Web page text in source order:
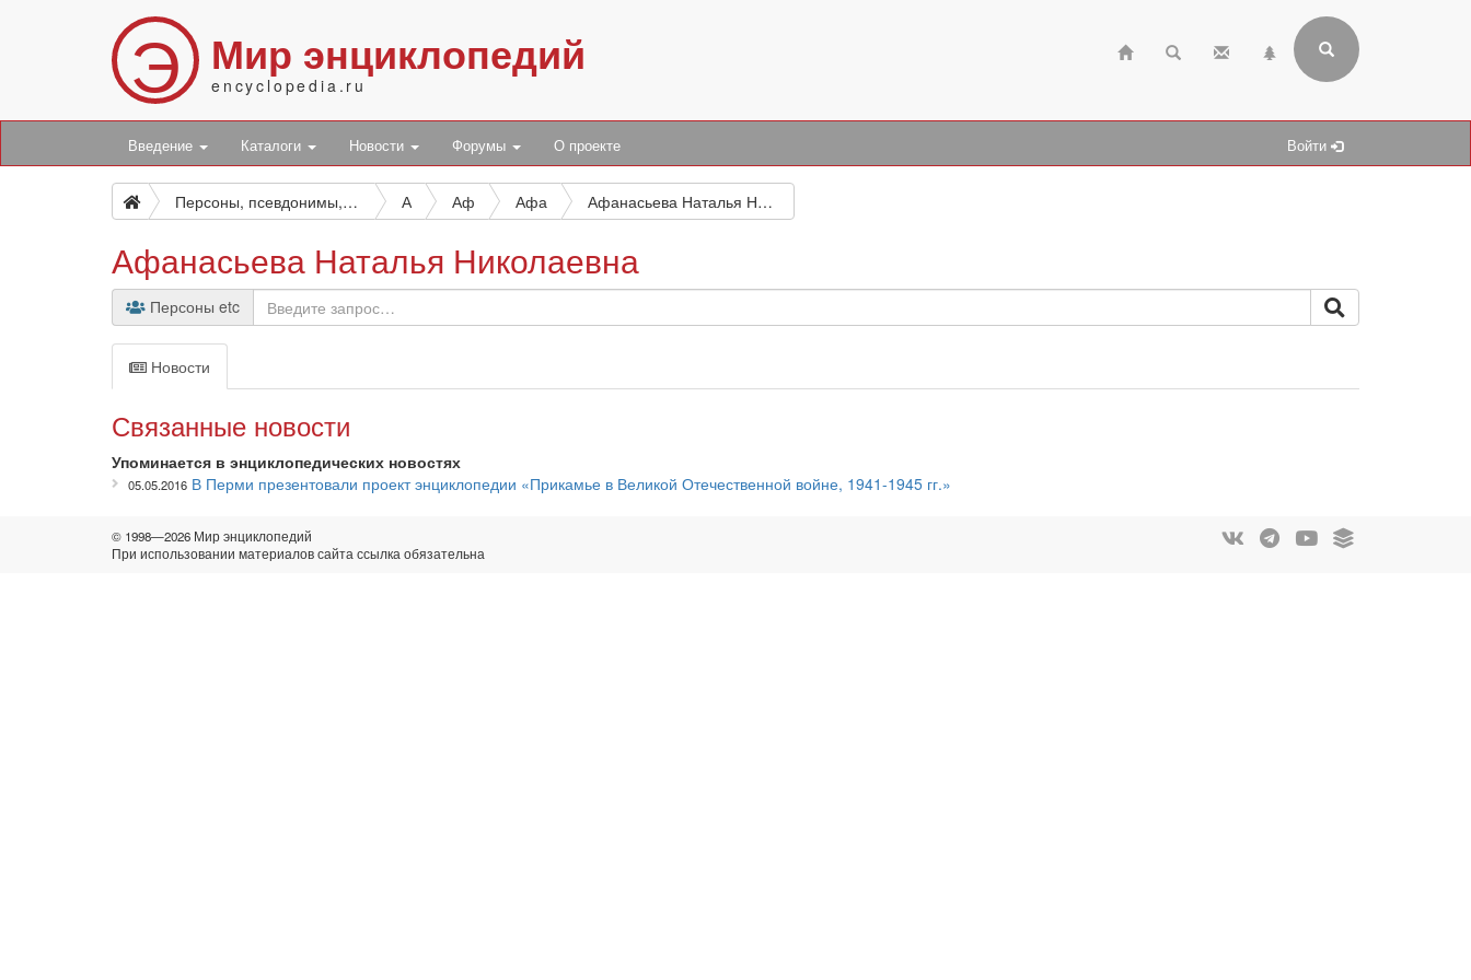
Э Мир энциклопедий
encyclopedia.ru
Введение Каталоги Новости Форумы О проекте Войти
Персоны, псевдонимы, персонажи и боты А Аф Афа Афанасьева Наталья Николаевна
Афанасьева Наталья Николаевна
Персоны etc
Новости
Связанные новости
Упоминается в энциклопедических новостях
05.05.2016 В Перми презентовали проект энциклопедии «Прикамье в Великой Отечественной войне, 1941-1945 гг.»
© 1998—2026 Мир энциклопедий
При использовании материалов сайта ссылка обязательна